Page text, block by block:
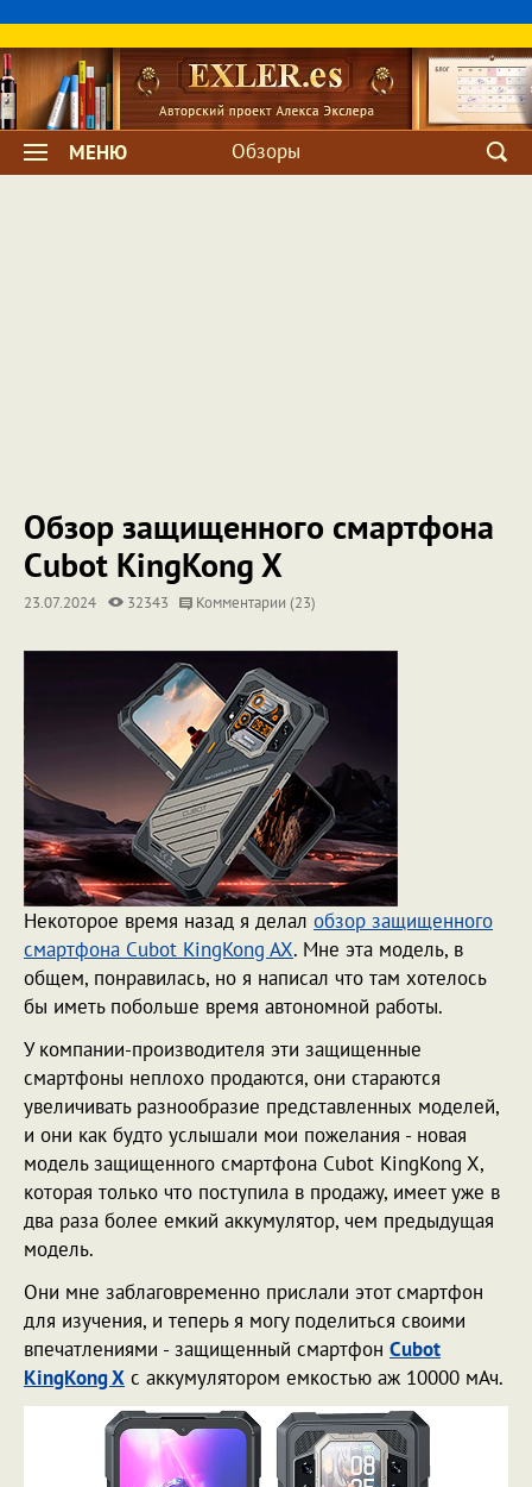
МЕНЮ Обзоры
Обзор защищенного смартфона
Cubot KingKong X
23.07.2024 32343 Комментарии (23)
Некоторое время назад я делал обзор защищенного
смартфона Cubot KingKong AX. Мне эта модель, в
общем, понравилась, но я написал что там хотелось
бы иметь побольше время автономной работы.
У компании-производителя эти защищенные
смартфоны неплохо продаются, они стараются
увеличивать разнообразие представленных моделей,
и они как будто услышали мои пожелания - новая
модель защищенного смартфона Cubot KingKong X,
которая только что поступила в продажу, имеет уже в
два раза более емкий аккумулятор, чем предыдущая
модель.
Они мне заблаговременно прислали этот смартфон
для изучения, и теперь я могу поделиться своими
впечатлениями - защищенный смартфон Cubot
KingKong X с аккумулятором емкостью аж 10000 мАч.